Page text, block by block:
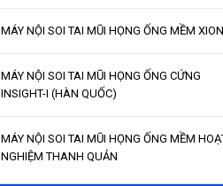
MÁY NỘI SOI TAI MŨI HỌNG ỐNG MỀM XION
MÁY NỘI SOI TAI MŨI HỌNG ỐNG CỨNG
INSIGHT-I (HÀN QUỐC)
MÁY NỘI SOI TAI MŨI HỌNG ỐNG MỀM
NGHIỆM THANH QUẢN